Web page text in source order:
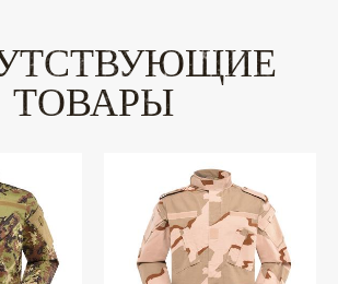
ТОВАРЫ